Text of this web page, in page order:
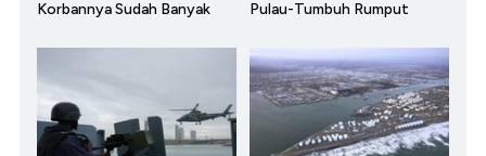
Korbannya Sudah Banyak
Pulau-Tumbuh Rumput